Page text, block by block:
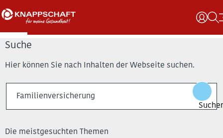
Suche
Hier können Sie nach Inhalten der Webseite suchen.
Die meistgesuchten Themen